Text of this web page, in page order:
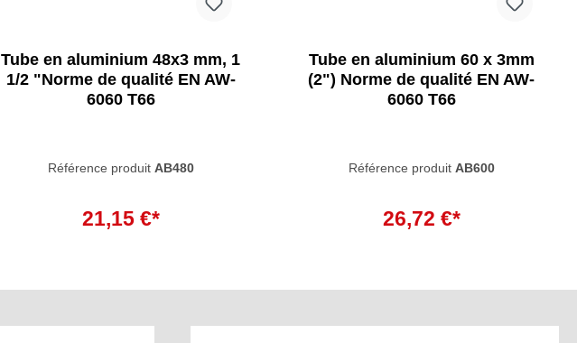
Tube en aluminium 48x3 mm, 1
1/2 "Norme de qualité EN AW-
6060 T66
Référence produit AB480
21,15 €*
Tube en aluminium 60 x 3mm
(2") Norme de qualité EN AW-
6060 T66
Référence produit AB600
26,72 €*